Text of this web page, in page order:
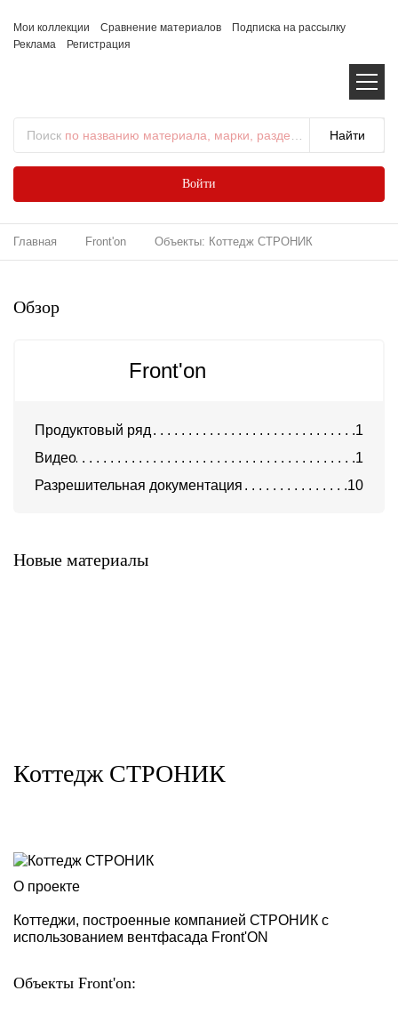
Мои коллекции Сравнение материалов
Подписка на рассылку
Реклама
Регистрация
Поиск по названию материала, марки, раздела...
Войти
Главная Front'on Объекты: Коттедж СТРОНИК
Коттедж СТРОНИК
О проекте
Коттеджи, построенные компанией СТРОНИК с
использованием вентфасада Front'ON
Объекты Front'on:
Обзор
Front'on
Продуктовый ряд
1
Видео
1
Разрешительная документация
10
Новые материалы